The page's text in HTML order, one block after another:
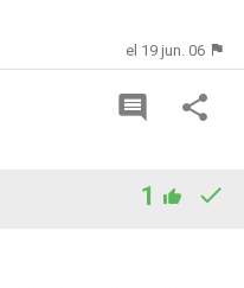
el 19 jun. 06
1